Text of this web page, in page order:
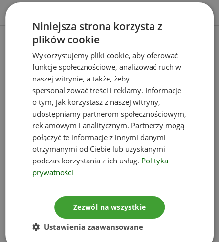
Niniejsza strona korzysta z
plików cookie
Wykorzystujemy pliki cookie, aby oferować
funkcje społecznościowe, analizować ruch w
naszej witrynie, a także, żeby
spersonalizować treści i reklamy. Informacje
o tym, jak korzystasz z naszej witryny,
udostępniamy partnerom społecznościowym,
reklamowym i analitycznym. Partnerzy mogą
połączyć te informacje z innymi danymi
otrzymanymi od Ciebie lub uzyskanymi
podczas korzystania z ich usług. Polityka
prywatności
Zezwól na wszystkie
Ustawienia zaawansowane